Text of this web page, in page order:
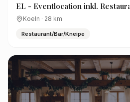
EL - Eventlocation inkl.
(OhJA Events)
Koeln · 28 km
Restaurant/Bar/Kneipe